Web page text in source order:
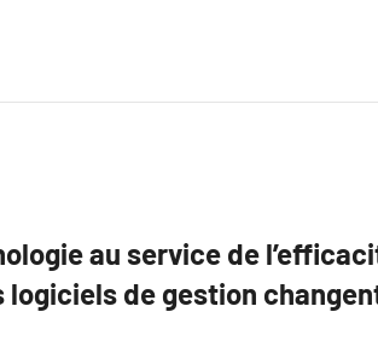
au service de
logiciels de gestion